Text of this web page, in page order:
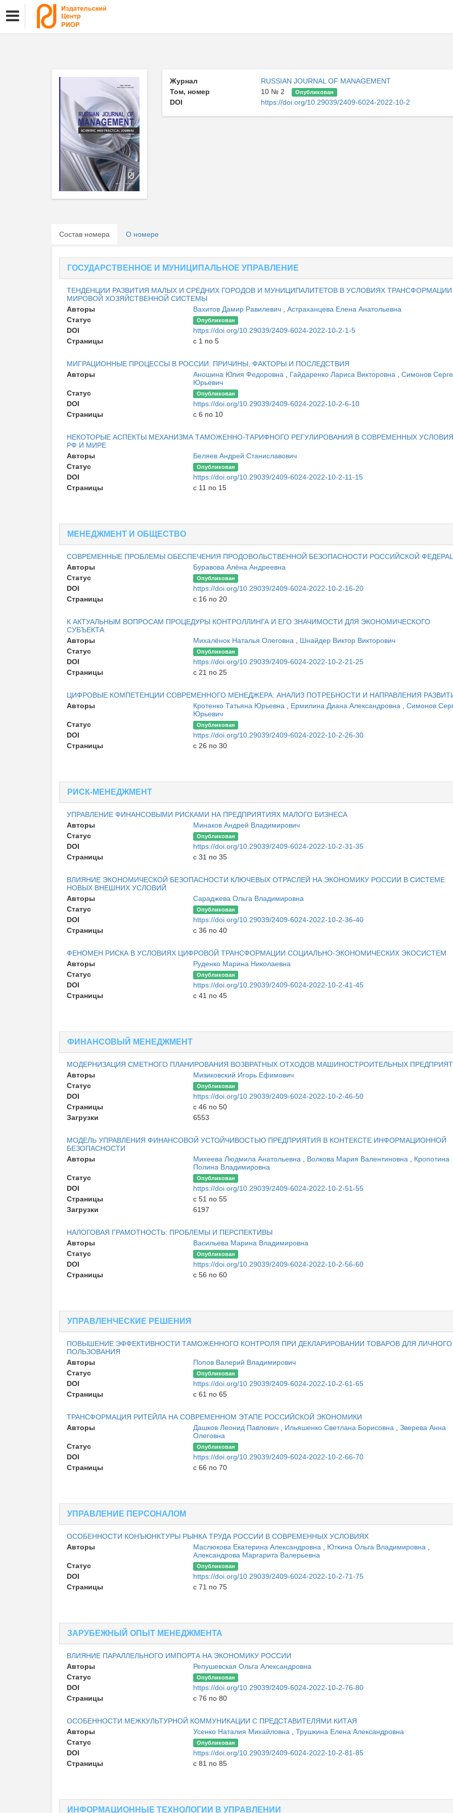
Журнал
RUSSIAN JOURNAL OF MANAGEMENT
Том, номер
10 № 2 Опубликован
DOI https://doi.org/10.29039/2409-6024-2022-10-2
Состав номера О номере
ГОСУДАРСТВЕННОЕ И МУНИЦИПАЛЬНОЕ УПРАВЛЕНИЕ
ТЕНДЕНЦИИ РАЗВИТИЯ МАЛЫХ И СРЕДНИХ ГОРОДОВ И МУНИЦИПАЛИТЕТОВ В УСЛОВИЯХ ТРАНСФОРМАЦИИ
МИРОВОЙ ХОЗЯЙСТВЕННОЙ СИСТЕМЫ
Авторы
Вахитов Дамир Равилевич
Астраханцева Елена Анатольевна
Статус
Опубликован
DOI
https://doi.org/10.29039/2409-6024-2022-10-2-1-5
Страницы
с 1 по 5
МИГРАЦИОННЫЕ ПРОЦЕССЫ В РОССИИ: ПРИЧИНЫ, ФАКТОРЫ И ПОСЛЕДСТВИЯ
Авторы
Аношина Юлия Федоровна Гайдаренко Лариса Викторовна
Симонов
Юрьевич
Статус
Опубликован
DOI
https://doi.org/10.29039/2409-6024-2022-10-2-6-10
Страницы
с 6 по 10
НЕКОТОРЫЕ АСПЕКТЫ МЕХАНИЗМА ТАМОЖЕННО-ТАРИФНОГО РЕГУЛИРОВАНИЯ В СОВРЕМЕННЫХ
РФ И МИРЕ
Авторы
Беляев Андрей Станиславович
Статус
Опубликован
DOI
https://doi.org/10.29039/2409-6024-2022-10-2-11-15
Страницы
с 11 по 15
МЕНЕДЖМЕНТ И ОБЩЕСТВО
СОВРЕМЕННЫЕ ПРОБЛЕМЫ ОБЕСПЕЧЕНИЯ ПРОДОВОЛЬСТВЕННОЙ БЕЗОПАСНОСТИ РОССИЙСКОЙ
Авторы
Буравова Алёна Андреевна
Статус
Опубликован
DOI
https://doi.org/10.29039/2409-6024-2022-10-2-16-20
Страницы
с 16 по 20
К АКТУАЛЬНЫМ ВОПРОСАМ ПРОЦЕДУРЫ КОНТРОЛЛИНГА И ЕГО ЗНАЧИМОСТИ ДЛЯ ЭКОНОМИЧЕСКОГО
СУБЪЕКТА
Авторы
Михалёнок Наталья Олеговна
Шнайдер Виктор Викторович
Статус
Опубликован
DOI
https://doi.org/10.29039/2409-6024-2022-10-2-21-25
Страницы
с 21 по 25
ЦИФРОВЫЕ КОМПЕТЕНЦИИ СОВРЕМЕННОГО МЕНЕДЖЕРА: АНАЛИЗ ПОТРЕБНОСТИ И НАПРАВЛЕНИЯ
Авторы
Кротенко Татьяна Юрьевна Ермилина Диана Александровна
Симонов
Юрьевич
Статус
Опубликован
DOI
https://doi.org/10.29039/2409-6024-2022-10-2-26-30
Страницы
с 26 по 30
РИСК-МЕНЕДЖМЕНТ
УПРАВЛЕНИЕ ФИНАНСОВЫМИ РИСКАМИ НА ПРЕДПРИЯТИЯХ МАЛОГО БИЗНЕСА
Авторы
Минаков Андрей Владимирович
Статус
Опубликован
DOI
https://doi.org/10.29039/2409-6024-2022-10-2-31-35
Страницы
с 31 по 35
ВЛИЯНИЕ ЭКОНОМИЧЕСКОЙ БЕЗОПАСНОСТИ КЛЮЧЕВЫХ ОТРАСЛЕЙ НА ЭКОНОМИКУ РОССИИ В СИСТЕМЕ
НОВЫХ ВНЕШНИХ УСЛОВИЙ
Авторы
Сараджева Ольга Владимировна
Статус
Опубликован
DOI
https://doi.org/10.29039/2409-6024-2022-10-2-36-40
Страницы
с 36 по 40
ФЕНОМЕН РИСКА В УСЛОВИЯХ ЦИФРОВОЙ ТРАНСФОРМАЦИИ СОЦИАЛЬНО-ЭКОНОМИЧЕСКИХ ЭКОСИСТЕМ
Авторы
Руденко Марина Николаевна
Статус
Опубликован
DOI
https://doi.org/10.29039/2409-6024-2022-10-2-41-45
Страницы
с 41 по 45
ФИНАНСОВЫЙ МЕНЕДЖМЕНТ
МОДЕРНИЗАЦИЯ СМЕТНОГО ПЛАНИРОВАНИЯ ВОЗВРАТНЫХ ОТХОДОВ МАШИНОСТРОИТЕЛЬНЫХ
Авторы
Мизиковский Игорь Ефимович
Статус
Опубликован
DOI
https://doi.org/10.29039/2409-6024-2022-10-2-46-50
Страницы
с 46 по 50
Загрузки
6553
МОДЕЛЬ УПРАВЛЕНИЯ ФИНАНСОВОЙ УСТОЙЧИВОСТЬЮ ПРЕДПРИЯТИЯ В КОНТЕКСТЕ ИНФОРМАЦИОННОЙ
БЕЗОПАСНОСТИ
Авторы
Михеева Людмила Анатольевна Волкова Мария Валентиновна
Кропотина
Полина Владимировна
Статус
Опубликован
DOI
https://doi.org/10.29039/2409-6024-2022-10-2-51-55
Страницы
с 51 по 55
Загрузки
6197
НАЛОГОВАЯ ГРАМОТНОСТЬ: ПРОБЛЕМЫ И ПЕРСПЕКТИВЫ
Авторы
Васильева Марина Владимировна
Статус
Опубликован
DOI
https://doi.org/10.29039/2409-6024-2022-10-2-56-60
Страницы
с 56 по 60
УПРАВЛЕНЧЕСКИЕ РЕШЕНИЯ
ПОВЫШЕНИЕ ЭФФЕКТИВНОСТИ ТАМОЖЕННОГО КОНТРОЛЯ ПРИ ДЕКЛАРИРОВАНИИ ТОВАРОВ ДЛЯ ЛИЧНОГО
ПОЛЬЗОВАНИЯ
Авторы
Попов Валерий Владимирович
Статус
Опубликован
DOI
https://doi.org/10.29039/2409-6024-2022-10-2-61-65
Страницы
с 61 по 65
ТРАНСФОРМАЦИЯ РИТЕЙЛА НА СОВРЕМЕННОМ ЭТАПЕ РОССИЙСКОЙ ЭКОНОМИКИ
Авторы
Дашков Леонид Павлович Ильяшенко Светлана Борисовна
Зверева Анна
Олеговна
Статус
Опубликован
DOI
https://doi.org/10.29039/2409-6024-2022-10-2-66-70
Страницы
с 66 по 70
УПРАВЛЕНИЕ ПЕРСОНАЛОМ
ОСОБЕННОСТИ КОНЪЮНКТУРЫ РЫНКА ТРУДА РОССИИ В СОВРЕМЕННЫХ УСЛОВИЯХ
Авторы
Маслюкова Екатерина Александровна Юткина Ольга Владимировна
Александрова Маргарита Валерьевна
Статус
Опубликован
DOI
https://doi.org/10.29039/2409-6024-2022-10-2-71-75
Страницы
с 71 по 75
ЗАРУБЕЖНЫЙ ОПЫТ МЕНЕДЖМЕНТА
ВЛИЯНИE ПАРАЛЛЕЛЬНОГО ИМПОРТА НА ЭКОНОМИКУ РОССИИ
Авторы
Репушевская Ольга Александровна
Статус
Опубликован
DOI
https://doi.org/10.29039/2409-6024-2022-10-2-76-80
Страницы
с 76 по 80
ОСОБЕННОСТИ МЕЖКУЛЬТУРНОЙ КОММУНИКАЦИИ С ПРЕДСТАВИТЕЛЯМИ КИТАЯ
Авторы
Усенко Наталия Михайловна
Трушкина Елена Александровна
Статус
Опубликован
DOI
https://doi.org/10.29039/2409-6024-2022-10-2-81-85
Страницы
с 81 по 85
ИНФОРМАЦИОННЫЕ ТЕХНОЛОГИИ В УПРАВЛЕНИИ